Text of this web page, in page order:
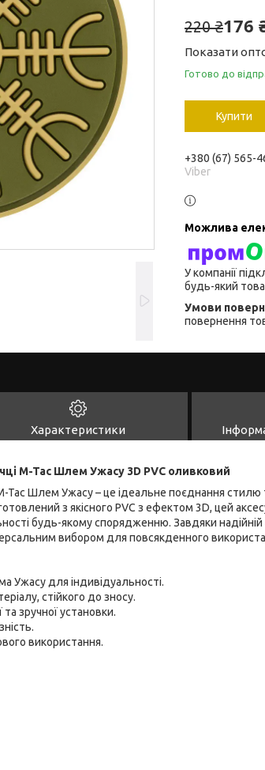
220 ₴176
Показати
Готово до
Купити
+380 (67) 565-
Viber
У компанії
будь-який
повернення
Характеристики
M-Tac Шлем Ужасу 3D PVC оливковий
Tac Шлем Ужасу – це ідеальне поєднання стилю
з якісного PVC з ефектом 3D, цей
будь-якому спорядженню. Завдяки надійній
вибором для повсякденного
Ужасу для індивідуальності.
стійкого до зносу.
зручної установки.
використання.